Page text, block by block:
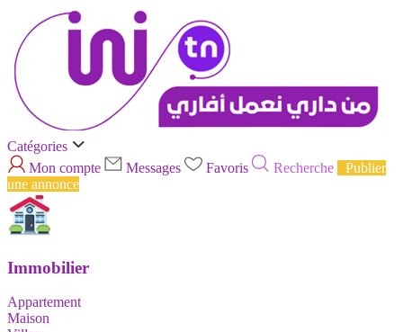
Catégories
Mon compte
Messages Favoris Recherche
Publier
une annonce
Immobilier
Appartement
Maison